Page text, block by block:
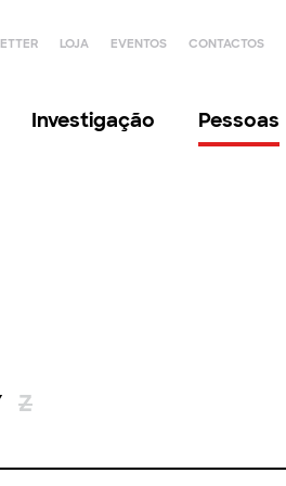
LOJA EVENTOS CONTACTOS
Investigação Pessoas
Z